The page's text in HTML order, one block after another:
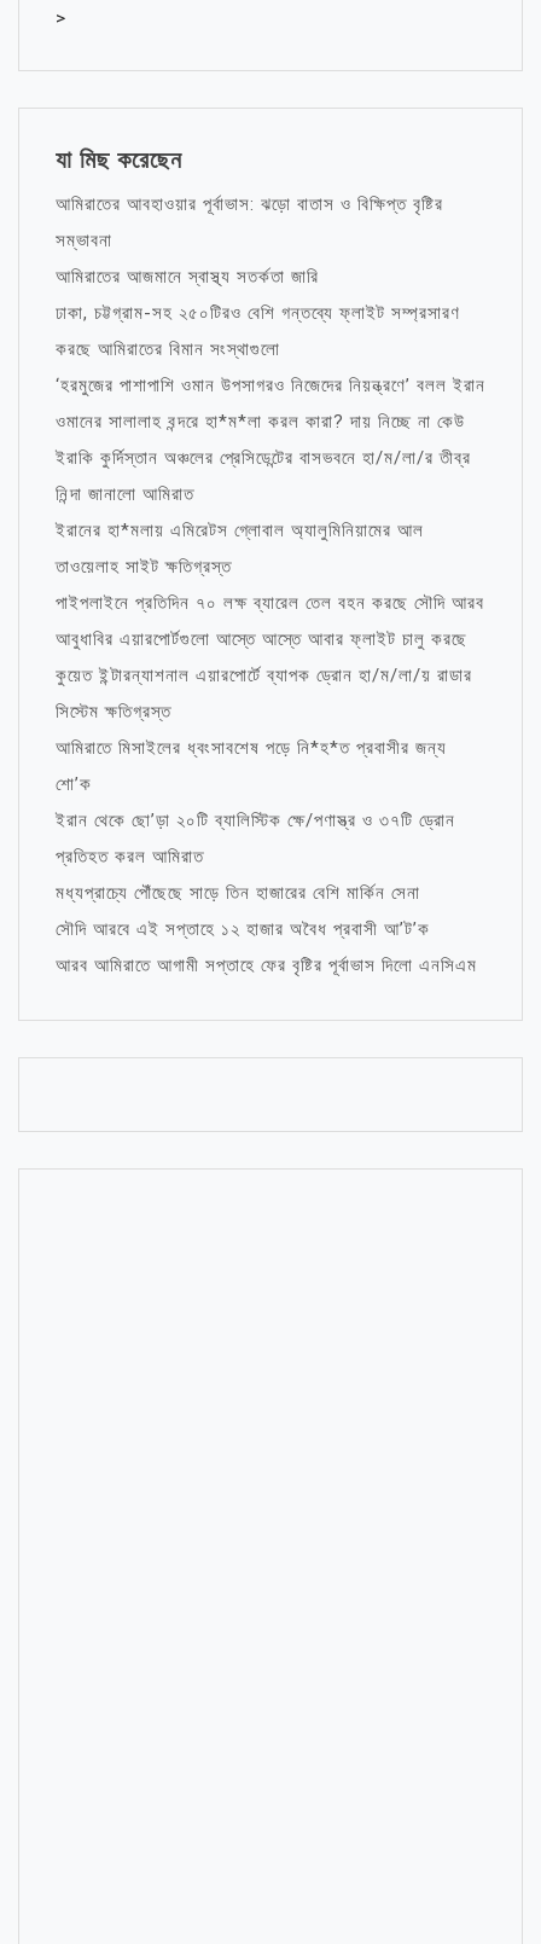
>
যা মিছ করেছেন
আমিরাতের আবহাওয়ার পূর্বাভাস: ঝড়ো বাতাস ও বিক্ষিপ্ত বৃষ্টির
সম্ভাবনা
আমিরাতের আজমানে স্বাস্থ্য সতর্কতা জারি
ঢাকা, চট্টগ্রাম-সহ ২৫০টিরও বেশি গন্তব্যে ফ্লাইট সম্প্রসারণ
করছে আমিরাতের বিমান সংস্থাগুলো
‘হরমুজের পাশাপাশি ওমান উপসাগরও নিজেদের নিয়ন্ত্রণে’ বলল ইরান
ওমানের সালালাহ বন্দরে হা*ম*লা করল কারা? দায় নিচ্ছে না কেউ
ইরাকি কুর্দিস্তান অঞ্চলের প্রেসিডেন্টের বাসভবনে হা/ম/লা/র তীব্র
নিন্দা জানালো আমিরাত
ইরানের হা*মলায় এমিরেটস গ্লোবাল অ্যালুমিনিয়ামের আল
তাওয়েলাহ সাইট ক্ষতিগ্রস্ত
পাইপলাইনে প্রতিদিন ৭০ লক্ষ ব্যারেল তেল বহন করছে সৌদি আরব
আবুধাবির এয়ারপোর্টগুলো আস্তে আস্তে আবার ফ্লাইট চালু করছে
কুয়েত ইন্টারন্যাশনাল এয়ারপোর্টে ব্যাপক ড্রোন হা/ম/লা/য় রাডার
সিস্টেম ক্ষতিগ্রস্ত
আমিরাতে মিসাইলের ধ্বংসাবশেষ পড়ে নি*হ*ত প্রবাসীর জন্য
শো’ক
ইরান থেকে ছো’ড়া ২০টি ব্যালিস্টিক ক্ষে/পণাস্ত্র ও ৩৭টি ড্রোন
প্রতিহত করল আমিরাত
মধ্যপ্রাচ্যে পৌঁছেছে সাড়ে তিন হাজারের বেশি মার্কিন সেনা
সৌদি আরবে এই সপ্তাহে ১২ হাজার অবৈধ প্রবাসী আ’ট’ক
আরব আমিরাতে আগামী সপ্তাহে ফের বৃষ্টির পূর্বাভাস দিলো এনসিএম